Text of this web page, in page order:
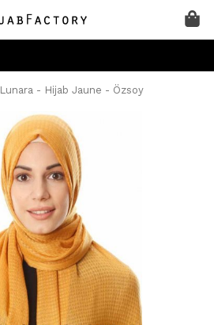
Lunara - Hijab Jaune - Özsoy